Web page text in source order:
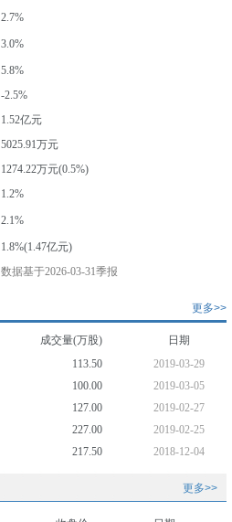
2.7%
3.0%
5.8%
-2.5%
1.52亿元
5025.91万元
1274.22万元(0.5%)
1.2%
2.1%
1.8%(1.47亿元)
数据基于2026-03-31季报
更多>>
成交量(万股)
日期
113.50
2019-03-29
100.00
2019-03-05
127.00
2019-02-27
227.00
2019-02-25
217.50 2018-12-04
更多>>